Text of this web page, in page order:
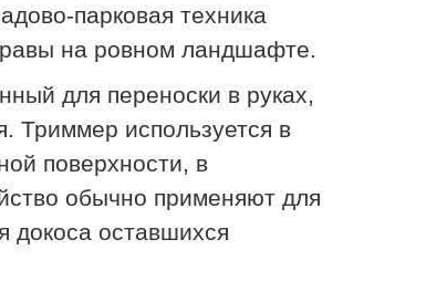
парковая техника
на ровном ландшафте.
для переноски в руках,
Триммер используется в
поверхности, в
обычно применяют для
докоса оставшихся